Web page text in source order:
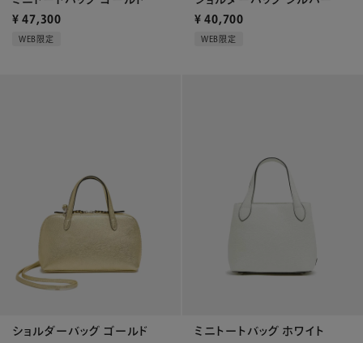
¥ 47,300
WEB限定
¥ 40,700
WEB限定
ショルダーバッグ ゴールド
ミニトートバッグ ホワイト